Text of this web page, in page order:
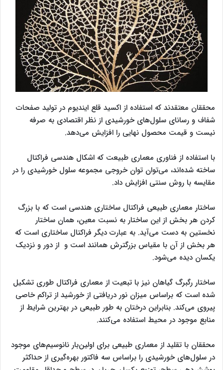
محققان معتقدند که استفاده از اکسید قلع ایندیوم در تولید صفحات
شفاف و رسانای سلول‌های خورشیدی از نظر اقتصادی به صرفه
نیست و قیمت محصول نهایی را افزایش می‌دهد.
با استفاده از فناوری معماری طبیعت که اشکال هندسی فراکتال
ساخته شده‌اند، می‌توان توان خروجی مجموعه سلول خورشیدی را در
مقایسه با روش سنتی افزایش داد.
ساختار معماری طبیعی فراکتال ساختاری هندسی است که با بزرگ
کردن هر بخش از این ساختار به نسبت معین، همان ساختار
نخستین به دست می‌آید. به عبارت دیگر فراکتال ساختاری است که
هر بخش از آن با مقیاس بزرگترش همانند است و از دور و نزدیک
یکسان دیده می‌شود.
ساختار رگبرگ گیاهان نیز با تبعیت از معماری فراکتال طوری تشکیل
شده است که براساس میزان نور دریافتی از خورشید از تراکم خاصی
پیروی می‌کند. بنابراین درختان به طور طبیعی در بهترین شرایط از
منابع موجود در محیط استفاده می‌کنند.
محققان با تقلید از معماری طبیعی برای اولین‌بار نانوسیم‌های موجود
در سلول‌های خورشیدی را براساس سه فاکتور بهره‌گیری از حداکثر